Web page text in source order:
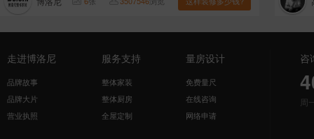
走进博洛尼
品牌故事
品牌大片
营业执照
服务支持
整体家装
整体厨房
全屋定制
量房设计
免费量尺
在线咨询
网络申请
咨
周